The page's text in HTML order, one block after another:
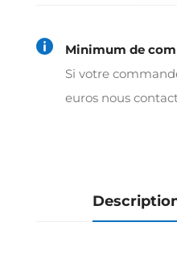
de
service
 Minimum de
Si votre
euros nous